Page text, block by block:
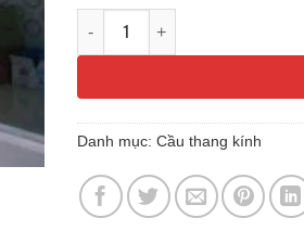
Cầu thang kính không trụ
Danh mục: Cầu thang kính